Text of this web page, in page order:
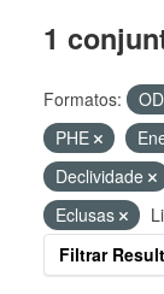
1
Formatos:
PHE
Declividade
Eclusas
Filtrar